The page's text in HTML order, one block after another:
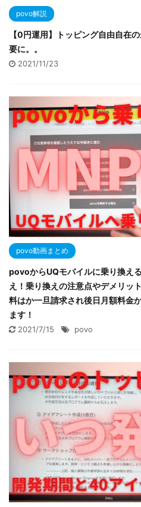
povo解説
【0円運用】トッピング自由自在
要に。。
2021/11/23
povo動画まとめ
povoからUQモバイルに乗り換え
え！乗り換えの注意点やデメリッ
料はか一旦請求され後日月額料金
ます！
2021/7/15 povo